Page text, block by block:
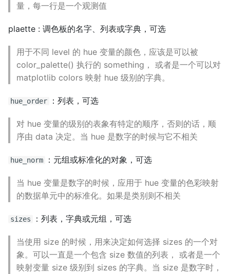
量，每一行是一个观测值
plaette : 调色板的名字、列表或字典，可选
用于不同 level 的 hue 变量的颜色，应该是可以被
color_palette() 执行的 something， 或者是一个可以对
matplotlib colors 映射 hue 级别的字典。
hue_order ：列表，可选
对 hue 变量的级别的表象有特定的顺序，否则的话，顺
序由 data 决定。当 hue 是数字的时候与它不相关
hue_norm ：元组或标准化的对象，可选
当 hue 变量是数字的时候，应用于 hue 变量的色彩映射
的数据单元中的标准化。如果是类别则不相关
sizes ：列表，字典或元组，可选
当使用 size 的时候，用来决定如何选择 sizes 的一个对
象。可以一直是一个包含 size 数值的列表， 或者是一个
映射变量 size 级别到 sizes 的字典。当 size 是数字时，